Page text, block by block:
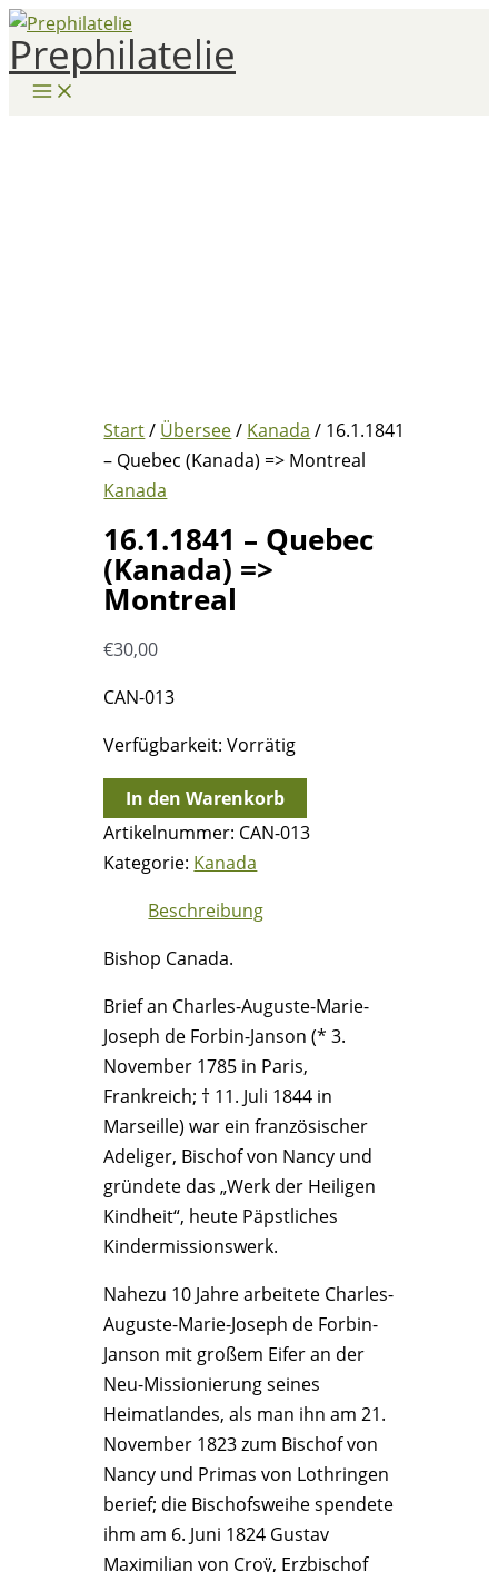
Zum
Inhalt
springen
Prephilatelie
Start/ Übersee/ Kanada / 16.1.1841
– Quebec (Kanada) => Montreal
Kanada
16.1.1841 – Quebec
(Kanada) =>
Montreal
€30,00
CAN-013
Verfügbarkeit: Vorrätig
16.1.1841
-
Quebec
(Kanada)
Menge
In den Warenkorb
Artikelnummer: CAN-013
Kategorie: Kanada
Beschreibung
Bishop Canada.
Brief an Charles-Auguste-Marie-
Joseph de Forbin-Janson (* 3.
November 1785 in Paris,
Frankreich; † 11. Juli 1844 in
Marseille) war ein französischer
Adeliger, Bischof von Nancy und
gründete das „Werk der Heiligen
Kindheit“, heute Päpstliches
Kindermissionswerk.
Nahezu 10 Jahre arbeitete Charles-
Auguste-Marie-Joseph de Forbin-
Janson mit großem Eifer an der
Neu-Missionierung seines
Heimatlandes, als man ihn am 21.
November 1823 zum Bischof von
Nancy und Primas von Lothringen
berief; die Bischofsweihe spendete
ihm am 6. Juni 1824 Gustav
Maximilian von Croÿ, Erzbischof